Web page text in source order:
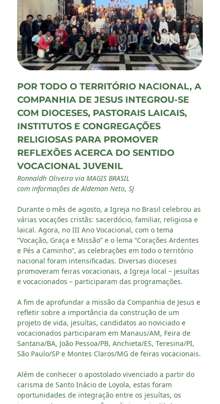
POR TODO O TERRITÓRIO NACIONAL, A
COMPANHIA DE JESUS INTEGROU-SE
COM DIOCESES, PASTORAIS LAICAIS,
INSTITUTOS E CONGREGAÇÕES
RELIGIOSAS PARA PROMOVER
REFLEXÕES ACERCA DO SENTIDO
VOCACIONAL JUVENIL
Ronnaldh Oliveira via MAGIS BRASIL
com informações de Aldeman Neto, SJ
Durante o mês de agosto, a Igreja no Brasil celebrou as
várias vocações cristãs: sacerdócio, familiar, religiosa e
laical. Agora, no III Ano Vocacional, com o tema
“Vocação, Graça e Missão” e o lema “Corações Ardentes
e Pés a Caminho”, as celebrações em todo o território
nacional foram intensificadas. Diversas dioceses
promoveram feiras vocacionais, a Igreja local – jesuítas
e vocacionados – participaram das programações.
A fim de aprofundar a missão da Companhia de Jesus e
refletir sobre a importância da construção de um
projeto de vida, jesuítas, candidatos ao noviciado e
vocacionados participaram em Manaus/AM, Feira de
Santana/BA, João Pessoa/PB, Anchieta/ES, Teresina/PI,
São Paulo/SP e Montes Claros/MG de feiras vocacionais.
Além de conhecer o apostolado vivenciado a partir do
carisma de Santo Inácio de Loyola, estas foram
oportunidades de integração entre os jesuítas, os